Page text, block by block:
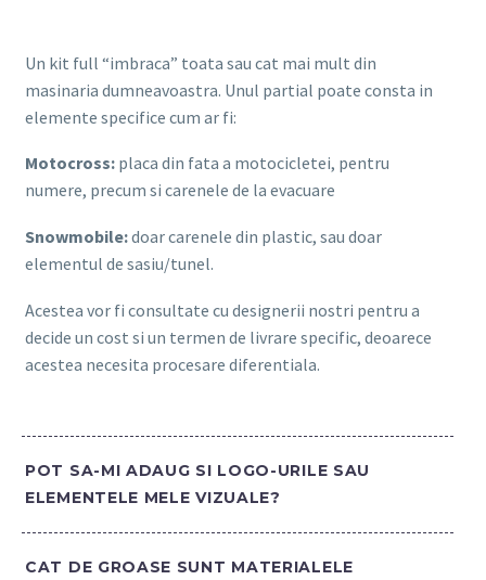
Un kit full “imbraca” toata sau cat mai mult din
masinaria dumneavoastra. Unul partial poate consta in
elemente specifice cum ar fi:
Motocross: placa din fata a motocicletei, pentru
numere, precum si carenele de la evacuare
Snowmobile:doar carenele din plastic, sau doar
elementul de sasiu/tunel.
Acestea vor fi consultate cu designerii nostri pentru a
decide un cost si un termen de livrare specific, deoarece
acestea necesita procesare diferentiala.
POT SA-MI ADAUG SI LOGO-URILE SAU
ELEMENTELE MELE VIZUALE?
CAT DE GROASE SUNT MATERIALELE